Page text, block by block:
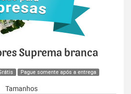
Suprema branca
Pague somente após a entrega
Tamanhos